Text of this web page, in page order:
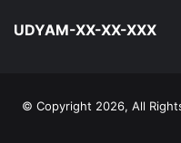
UDYAM-XX-XX-XXX
© Copyright 2026, All